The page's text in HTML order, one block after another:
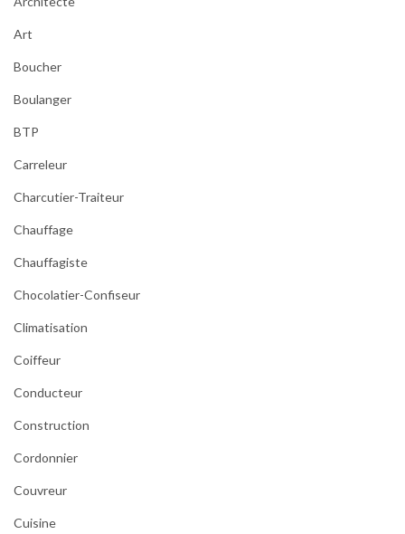
Art
Boucher
Boulanger
BTP
Carreleur
Charcutier-Traiteur
Chauffage
Chauffagiste
Chocolatier-Confiseur
Climatisation
Coiffeur
Conducteur
Construction
Cordonnier
Couvreur
Cuisine